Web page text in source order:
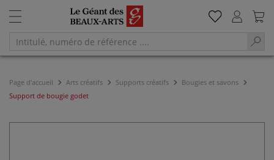
Page d'accueil Arts créatifs Supports créatifs
Bougies et savons
Support de bougie godet